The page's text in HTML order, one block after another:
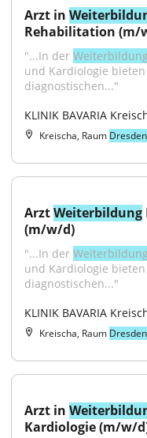
Arzt in
Rehabilitation (m/
"...In der Weiterbildung
und Kardiologie
diagnostischen..."
KLINIK BAVARIA
Kreischa, Raum Dresden
Arzt Weiterbildung
(m/w/d)
"...In der Weiterbildung
und Kardiologie
diagnostischen..."
KLINIK BAVARIA
Kreischa, Raum Dresden
Arzt in
Kardiologie (m/w/